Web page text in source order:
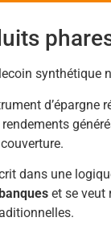
synthétique
d’épargne
dans une
et se veut